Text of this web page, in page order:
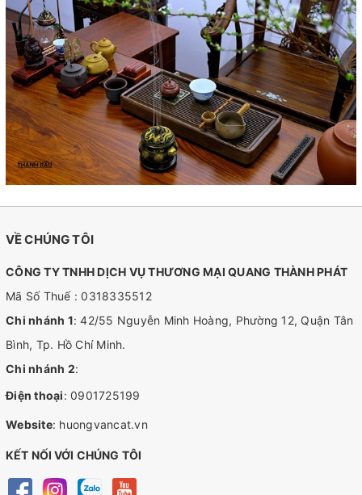
VỀ CHÚNG TÔI
CÔNG TY TNHH DỊCH VỤ THƯƠNG MẠI QUANG THÀNH PHÁT
Mã Số Thuế : 0318335512
Chi nhánh 1: 42/55 Nguyễn Minh Hoàng, Phường 12, Quận Tân
Bình, Tp. Hồ Chí Minh.
Chi nhánh 2:
Điện thoại: 0901725199
Website: huongvancat.vn
KẾT NỐI VỚI CHÚNG TÔI